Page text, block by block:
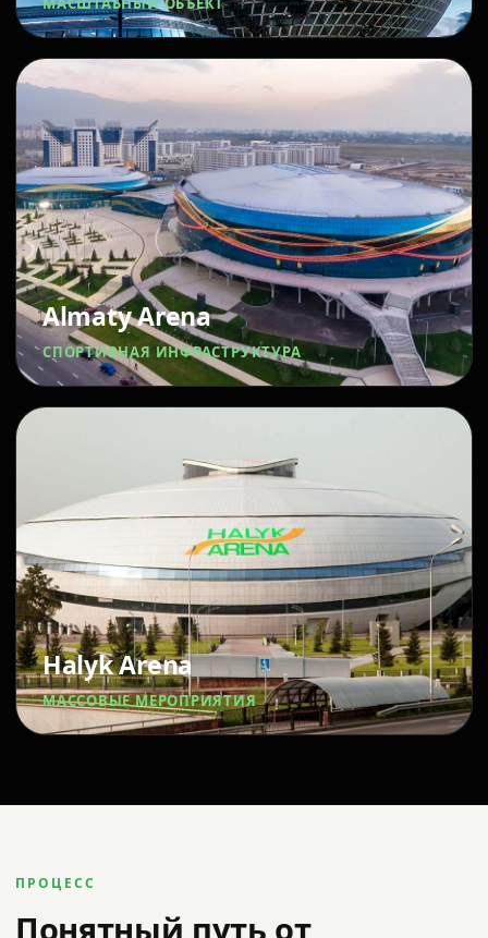
Almaty Arena
СПОРТИВНАЯ ИНФРАСТРУКТУРА
Halyk Arena
МАССОВЫЕ МЕРОПРИЯТИЯ
ПРОЦЕСС
Понятный путь от